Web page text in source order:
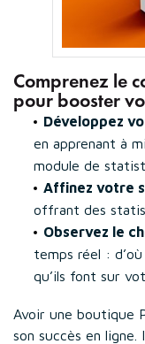
Comprenez le
pour booster
Développez
en apprenant à
module de
Affinez votre
offrant des
Observez le
temps réel :
qu’ils font sur
Avoir une boutique
son succès en